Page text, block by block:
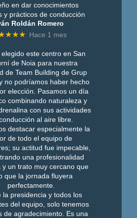
en dar conocimientos
y prácticos de conducción
Roldán Romero
Hace 1 mes
elegido este centro en San
de Noia para nuestra
de Team Building de Grup
no podríamos haber hecho
elección. Pasamos un día
combinando naturaleza y
con sus actividades
al aire libre.
destacar especialmente la
de todo el equipo de
su actitud fue impecable,
una profesionalidad
y un trato muy cercano que
que la jornada fluyera
perfectamente.
la presidencia y todos los
del equipo, solo tenemos
de agradecimiento. Es una